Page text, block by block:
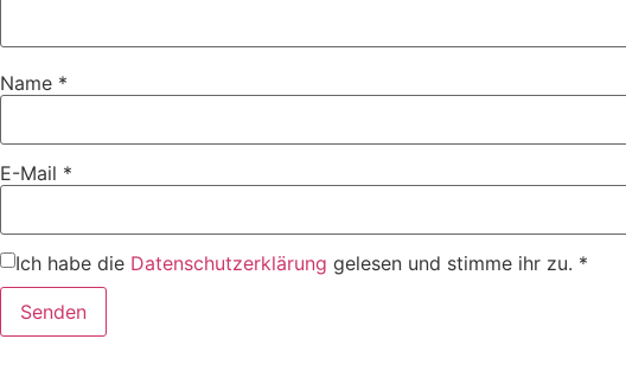
Name *
E-Mail *
Ich habe die Datenschutzerklärung gelesen und stimme ihr zu. *